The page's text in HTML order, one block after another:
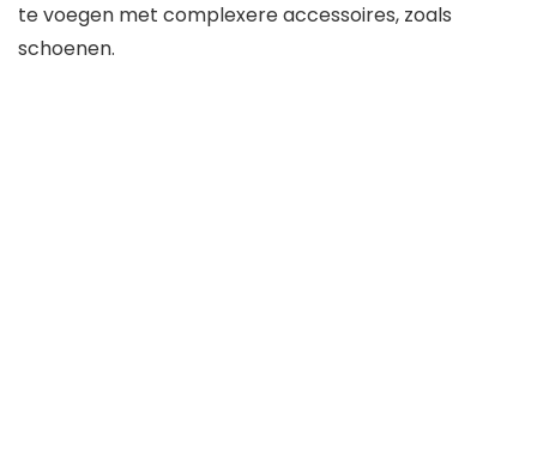
te voegen met complexere accessoires, zoals
schoenen.